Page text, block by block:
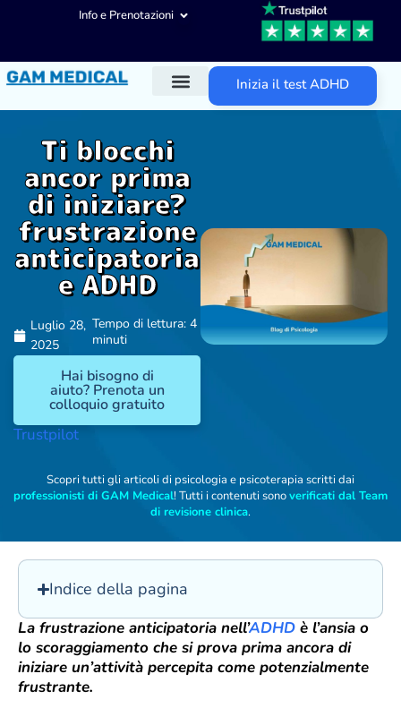
Info e Prenotazioni
Inizia il test ADHD
Ti blocchi
ancor prima
di iniziare?
frustrazione
anticipatoria
e ADHD
Luglio 28,
2025
Tempo di lettura: 4
minuti
Hai bisogno di
aiuto? Prenota un
colloquio gratuito
Trustpilot
Scopri tutti gli articoli di psicologia e psicoterapia scritti dai
professionisti di GAM Medical! Tutti i contenuti sonoverificati dal Team
di revisione clinica.
Indice della pagina
La frustrazione anticipatoria nell’ADHD è l’ansia o
lo scoraggiamento che si prova prima ancora di
iniziare un’attività percepita come potenzialmente
frustrante.